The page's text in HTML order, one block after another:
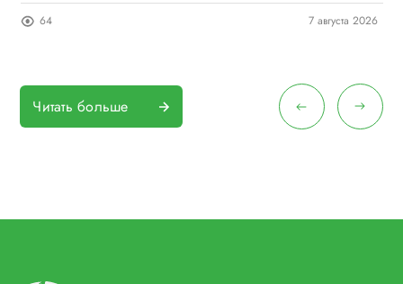
64 7 августа 2026
Читать больше